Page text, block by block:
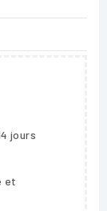
jours
et